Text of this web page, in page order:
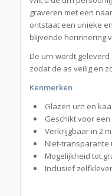
graveren met een
ontstaat een unieke
blijvende herinnering
De urn wordt geleverd
zodat de as veilig en
Kenmerken
Glazen urn en
Geschikt voor
Verkrijgbaar in 2
Niet-transparante
Mogelijkheid tot
Inclusief